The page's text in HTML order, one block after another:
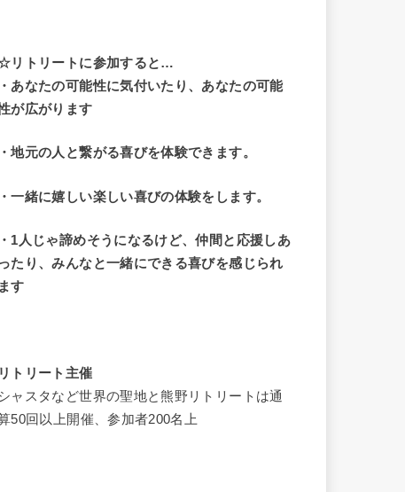
リトリートに参加すると…
・ あなたの可能性に気付いたり、あなたの可能
が広がります
・地元の人と繋がる喜びを体験できます。
・一緒に嬉しい楽しい喜びの体験をします。
・1人じゃ諦めそうになるけど、仲間と応援しあ
ったり、みんなと一緒にできる喜びを感じられ
ます
リトリート主催
ャスタなど世界の聖地と熊野リトリートは通
50回以上開催、参加者200名上